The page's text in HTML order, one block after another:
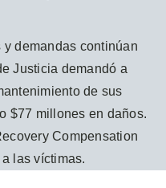
y demandas continúan
Justicia demandó a
de sus
$77 millones en daños.
Compensation
las víctimas.